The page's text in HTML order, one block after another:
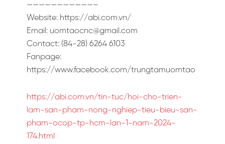
———————————–
Website: https://abi.com.vn/
Email: uomtaocnc@gmail.com
Contact: (84-28) 6264 6103
Fanpage:
https://www.facebook.com/trungtamuomtao
https://abi.com.vn/tin-tuc/hoi-cho-trien-
lam-san-pham-nong-nghiep-tieu-bieu-san-
pham-ocop-tp-hcm-lan-1-nam-2024-
174.html